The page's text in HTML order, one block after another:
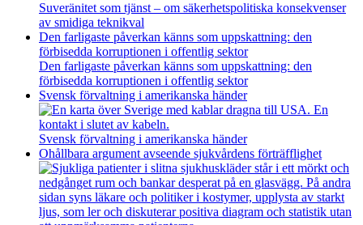
Suveränitet som tjänst – om säkerhetspolitiska konsekvenser
av smidiga teknikval
Den farligaste påverkan känns som uppskattning: den
förbisedda korruptionen i offentlig sektor
Den farligaste påverkan känns som uppskattning: den
förbisedda korruptionen i offentlig sektor
Svensk förvaltning i amerikanska händer
Svensk förvaltning i amerikanska händer
Ohållbara argument avseende sjukvårdens förträfflighet